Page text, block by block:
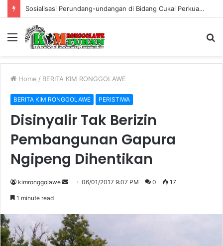
Sosialisasi Perundang-undangan di Bidang Cukai Perkuat Komitmen Berantas Rokok Ilegal di Kabupaten Tuban
Menu
Home / BERITA KIM RONGGOLAWE
BERITA KIM RONGGOLAWE PERISTIWA
Disinyalir Tak Berizin
Pembangunan Gapura
Ngipeng Dihentikan
kimronggolawe
d
a
n
06/01/2017 9:07 PM 0 17
1 minute read